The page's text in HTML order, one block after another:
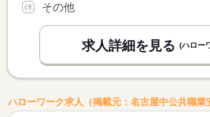
その他
求人詳細を見る (ハロー
ハローワーク求人（掲載元：名古屋中公共職業